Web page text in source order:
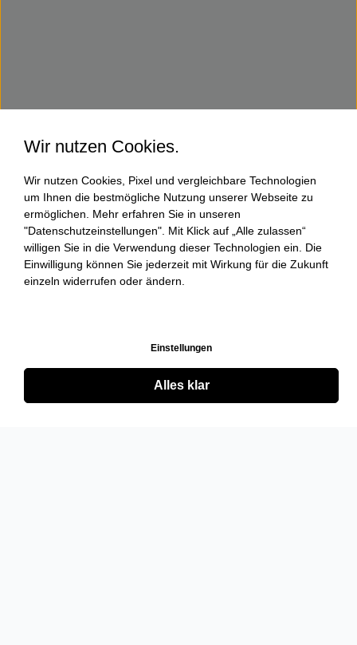
Wir nutzen Cookies.
Wir nutzen Cookies, Pixel und vergleichbare Technologien
um Ihnen die bestmögliche Nutzung unserer Webseite zu
ermöglichen. Mehr erfahren Sie in unseren
"Datenschutzeinstellungen". Mit Klick auf „Alle zulassen“
willigen Sie in die Verwendung dieser Technologien ein. Die
Einwilligung können Sie jederzeit mit Wirkung für die Zukunft
einzeln widerrufen oder ändern.
Einstellungen
Alles klar